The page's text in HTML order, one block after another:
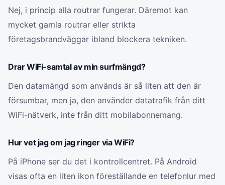
Nej, i princip alla routrar fungerar. Däremot kan
mycket gamla routrar eller strikta
företagsbrandväggar ibland blockera tekniken.
Drar WiFi-samtal av min surfmängd?
Den datamängd som används är så liten att den är
försumbar, men ja, den använder datatrafik från ditt
WiFi-nätverk, inte från ditt mobilabonnemang.
Hur vet jag om jag ringer via WiFi?
På iPhone ser du det i kontrollcentret. På Android
visas ofta en liten ikon föreställande en telefonlur med